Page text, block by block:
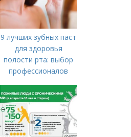
9 лучших зубных паст
для здоровья
полости рта: выбор
профессионалов